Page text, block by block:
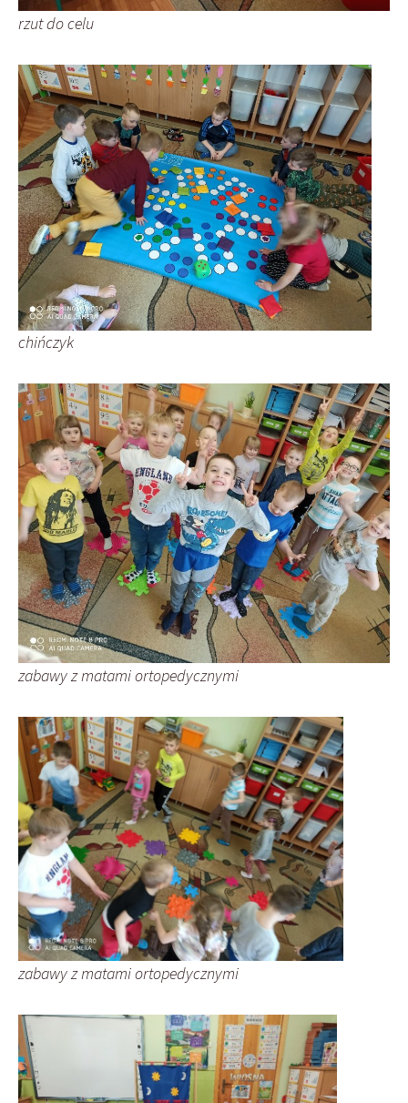
rzut do celu
chińczyk
zabawy z matami ortopedycznymi
zabawy z matami ortopedycznymi